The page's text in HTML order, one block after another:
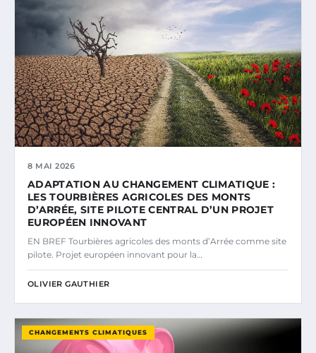
8 MAI 2026
ADAPTATION AU CHANGEMENT CLIMATIQUE :
LES TOURBIÈRES AGRICOLES DES MONTS
D’ARRÉE, SITE PILOTE CENTRAL D’UN PROJET
EUROPÉEN INNOVANT
EN BREF Tourbières agricoles des monts d’Arrée comme site
pilote. Projet européen innovant pour la…
OLIVIER GAUTHIER
CHANGEMENTS CLIMATIQUES